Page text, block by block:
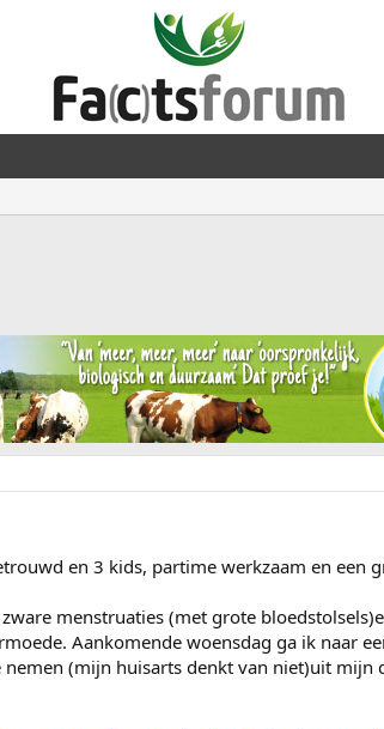
en 3 kids, partime werkzaam en een
menstruaties (met grote
Aankomende woensdag ga ik naar
(mijn huisarts denkt van niet)uit mijn